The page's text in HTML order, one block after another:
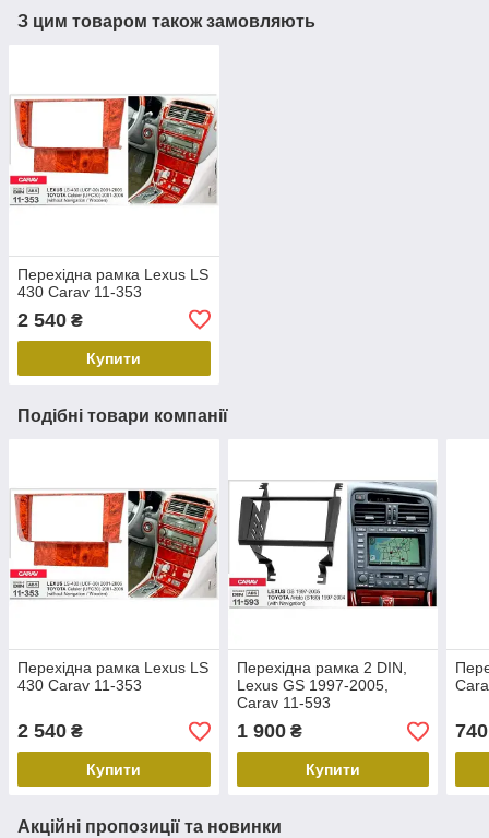
З цим товаром також замовляють
Перехідна рамка Lexus LS
430 Carav 11-353
2 540 ₴
Купити
Подібні товари компанії
Перехідна рамка Lexus LS
430 Carav 11-353
2 540 ₴
Купити
Перехідна рамка 2 DIN,
Lexus GS 1997-2005,
Carav 11-593
1 900₴
Купити
740
Акційні пропозиції та новинки